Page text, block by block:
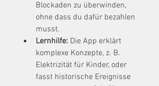
Blockaden zu überwinden,
ohne dass du dafür bezahlen
musst.
Lernhilfe: Die App erklärt
komplexe Konzepte, z. B.
Elektrizität für Kinder, oder
fasst historische Ereignisse